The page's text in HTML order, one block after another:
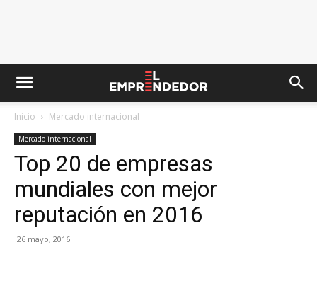
Inicio Mercado internacional
Mercado internacional
Top 20 de empresas
mundiales con mejor
reputación en 2016
26 mayo, 2016